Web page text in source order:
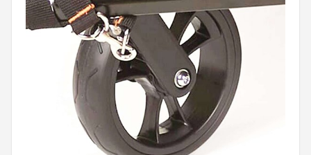
Elektrische fietsen
Mountainbikes
POPULAIRE MERKEN